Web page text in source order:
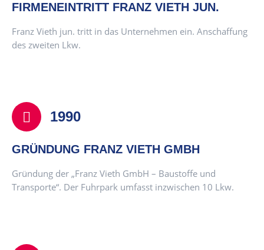
FIRMENEINTRITT FRANZ VIETH JUN.
Franz Vieth jun. tritt in das Unternehmen ein. Anschaffung
des zweiten Lkw.
1990
GRÜNDUNG FRANZ VIETH GMBH
Gründung der „Franz Vieth GmbH – Baustoffe und
Transporte“. Der Fuhrpark umfasst inzwischen 10 Lkw.